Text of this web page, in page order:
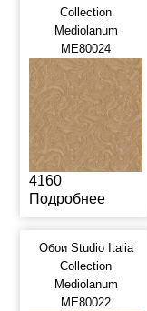
Collection
Mediolanum
ME80024
4160
Подробнее
Обои Studio Italia
Collection
Mediolanum
ME80022